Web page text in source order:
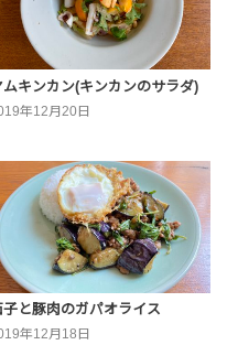
ムキンカン(キンカンのサラダ)
年12月20日
子と豚肉のガパオライス
年12月18日